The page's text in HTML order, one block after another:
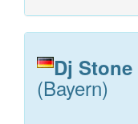
Dj Stone
(Bayern)